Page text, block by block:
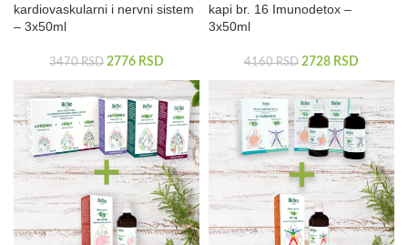
kardiovaskularni i nervni sistem
– 3x50ml
3470RSD 2776 RSD
kapi br. 16 Imunodetox –
3x50ml
4160RSD 2728 RSD